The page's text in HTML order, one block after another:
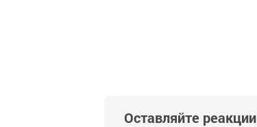
Оставляйте реакции